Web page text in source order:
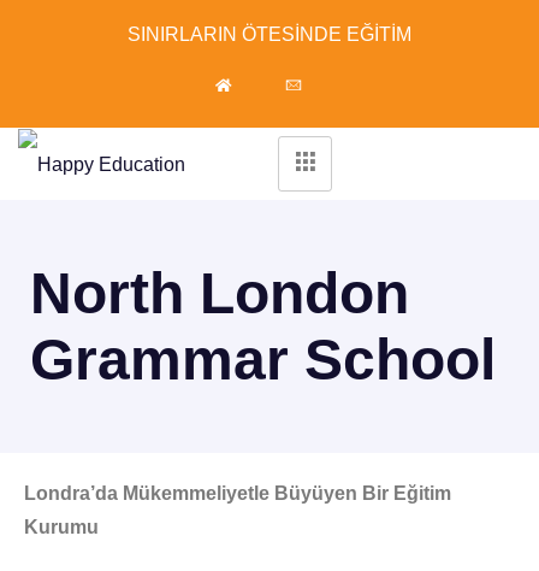
SINIRLARIN ÖTESİNDE EĞİTİM
North London
Grammar School
Londra’da Mükemmeliyetle Büyüyen Bir Eğitim
Kurumu